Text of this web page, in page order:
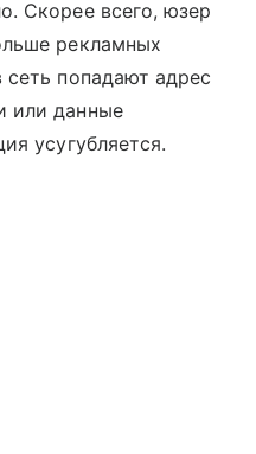
Скорее всего, юзер
рекламных
попадают адрес
или данные
усугубляется.